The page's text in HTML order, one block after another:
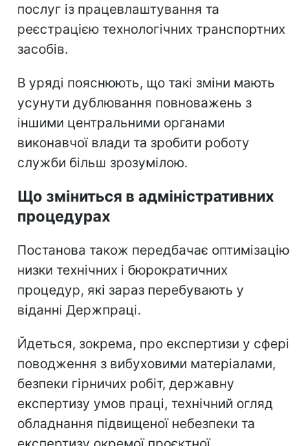
послуг із працевлаштування та
реєстрацією технологічних транспортних
засобів.
В уряді пояснюють, що такі зміни мають
усунути дублювання повноважень з
іншими центральними органами
виконавчої влади та зробити роботу
служби більш зрозумілою.
Що зміниться в адміністративних
процедурах
Постанова також передбачає оптимізацію
низки технічних і бюрократичних
процедур, які зараз перебувають у
віданні Держпраці.
Йдеться, зокрема, про експертизи у сфері
поводження з вибуховими матеріалами,
безпеки гірничих робіт, державну
експертизу умов праці, технічний огляд
обладнання підвищеної небезпеки та